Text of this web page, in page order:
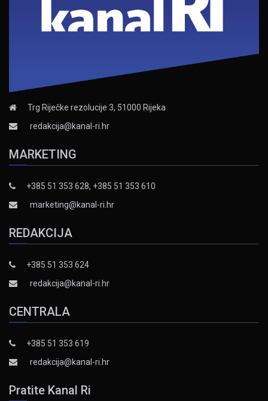
Trg Riječke rezolucije 3, 51000 Rijeka
redakcija@kanal-ri.hr
MARKETING
+385 51 353 628, +385 51 353 610
marketing@kanal-ri.hr
REDAKCIJA
+385 51 353 624
redakcija@kanal-ri.hr
CENTRALA
+385 51 353 619
redakcija@kanal-ri.hr
Pratite Kanal Ri